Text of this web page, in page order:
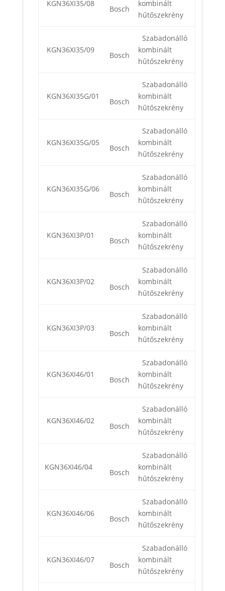
KGN36XI35/08
Bosch
kombinált
hűtőszekrény
KGN36XI35/09
Bosch
Szabadonálló
kombinált
hűtőszekrény
KGN36XI35G/01
Bosch
Szabadonálló
kombinált
hűtőszekrény
KGN36XI35G/05
Bosch
Szabadonálló
kombinált
hűtőszekrény
KGN36XI35G/06
Bosch
Szabadonálló
kombinált
hűtőszekrény
KGN36XI3P/01
Bosch
Szabadonálló
kombinált
hűtőszekrény
KGN36XI3P/02
Bosch
Szabadonálló
kombinált
hűtőszekrény
KGN36XI3P/03
Bosch
Szabadonálló
kombinált
hűtőszekrény
KGN36XI46/01
Bosch
Szabadonálló
kombinált
hűtőszekrény
KGN36XI46/02
Bosch
Szabadonálló
kombinált
hűtőszekrény
KGN36XI46/04
Bosch
Szabadonálló
kombinált
hűtőszekrény
KGN36XI46/06
Bosch
Szabadonálló
kombinált
hűtőszekrény
KGN36XI46/07
Bosch
Szabadonálló
kombinált
hűtőszekrény